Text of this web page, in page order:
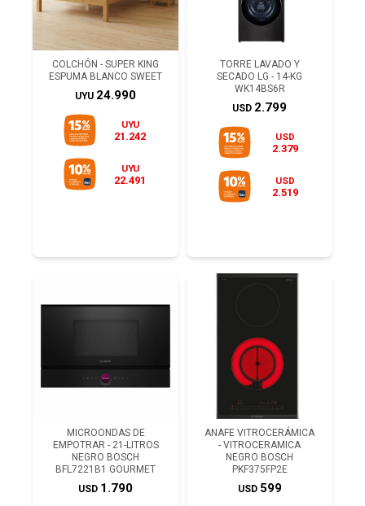
COLCHÓN - SUPER KING
ESPUMA BLANCO SWEET
UYU 24.990
UYU
21.242
UYU
22.491
TORRE LAVADO Y
SECADO LG - 14-KG
WK14BS6R
USD 2.799
USD
2.379
USD
2.519
MICROONDAS DE
EMPOTRAR - 21-LITROS
NEGRO BOSCH
BFL7221B1 GOURMET
USD 1.790
ANAFE VITROCERÁMICA
- VITROCERAMICA
NEGRO BOSCH
PKF375FP2E
USD 599